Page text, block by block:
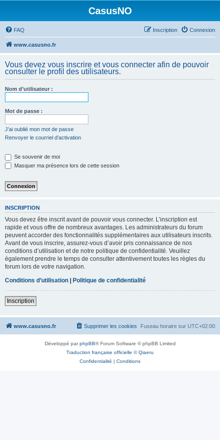
CasusNO
FAQ Connexion
Inscription
www.casusno.fr
Vous devez vous inscrire et vous connecter afin de pouvoir
consulter le profil des utilisateurs.
Nom d’utilisateur :
Mot de passe :
J’ai oublié mon mot de passe
Renvoyer le courriel d’activation
Se souvenir de moi
Masquer ma présence lors de cette session
INSCRIPTION
Vous devez être inscrit avant de pouvoir vous connecter. L’inscription est
rapide et vous offre de nombreux avantages. Les administrateurs du forum
peuvent accorder des fonctionnalités supplémentaires aux utilisateurs inscrits.
Avant de vous inscrire, assurez-vous d’avoir pris connaissance de nos
conditions d’utilisation et de notre politique de confidentialité. Veuillez
également prendre le temps de consulter attentivement toutes les règles du
forum lors de votre navigation.
Conditions d’utilisation | Politique de confidentialité
Inscription
www.casusno.fr Fuseau horaire sur UTC+02:00
Supprimer les cookies
Développé parphpBB® Forum Software © phpBB Limited
Traduction française officielle ©Qiaeru
Confidentialité | Conditions